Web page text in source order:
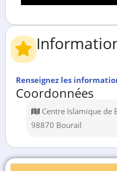
Renseignez les
Coordonnées
Centre Islamique de
98870 Bourail